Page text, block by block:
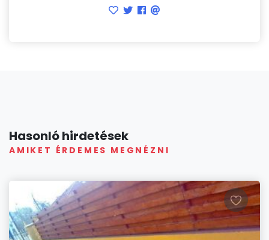
Hasonló hirdetések
AMIKET ÉRDEMES MEGNÉZNI